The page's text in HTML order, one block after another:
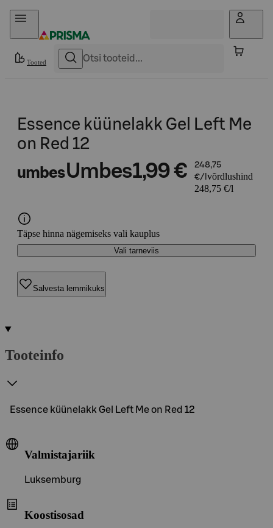
Otse sisu juurde
Tooted
Essence küünelakk Gel Left Me
on Red 12
umbesUmbes1,99 €
248,75
€/l võrdlushind
248,75 €/l
Täpse hinna nägemiseks vali kauplus
Vali tarneviis
Salvesta lemmikuks
Tooteinfo
Essence küünelakk Gel Left Me on Red 12
Valmistajariik
Luksemburg
Koostisosad